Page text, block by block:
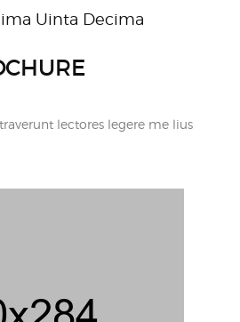
Uinta Decima
lectores legere me lius